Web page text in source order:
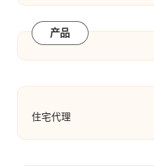
产品
住宅代理